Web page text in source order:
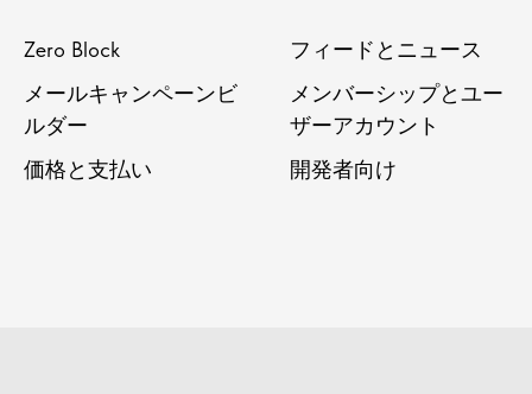
Zero Block
メールキャンペーンビ
ルダー
価格と支払い
フィードとニュース
メンバーシップとユー
ザーアカウント
開発者向け